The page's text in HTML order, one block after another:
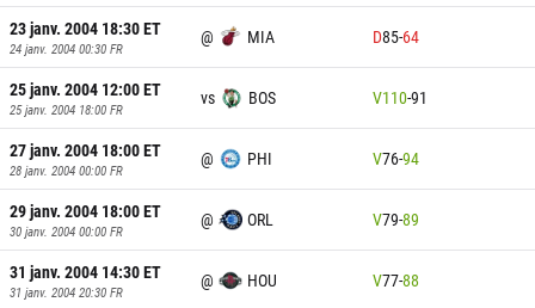
23 janv. 2004 18:30ET
24 janv. 2004 00:30 FR
@ MIA D85-64
25 janv. 2004 12:00ET
25 janv. 2004 18:00 FR
vs BOS V110-91
27 janv. 2004 18:00ET
28 janv. 2004 00:00 FR
@ PHI V76-94
29 janv. 2004 18:00ET
30 janv. 2004 00:00 FR
@ ORL V79-89
31 janv. 2004 14:30ET
31 janv. 2004 20:30 FR
@ HOU V77-88